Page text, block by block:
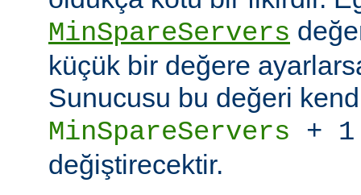
MinSpareServers
küçük bir değere
Sunucusu bu değeri
MinSpareServers + 1
değiştirecektir.